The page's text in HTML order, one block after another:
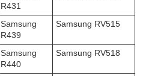
R431
Samsung
R439
Samsung RV515
Samsung
R440
Samsung RV518